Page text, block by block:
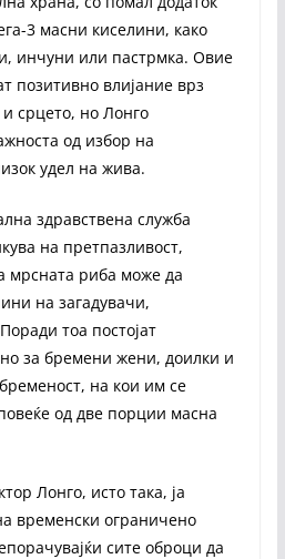
3 масни киселини, како
инчуни или пастрмка. Овие
позитивно влијание врз
и срцето, но Лонго
од избор на
удел на жива.
здравствена служба
на претпазливост,
мрсната риба може да
на загадувачи,
тоа постојат
за бремени жени, доилки и
на кои им се
од две порции масна
Лонго, исто така, ја
временски ограничено
сите оброци да